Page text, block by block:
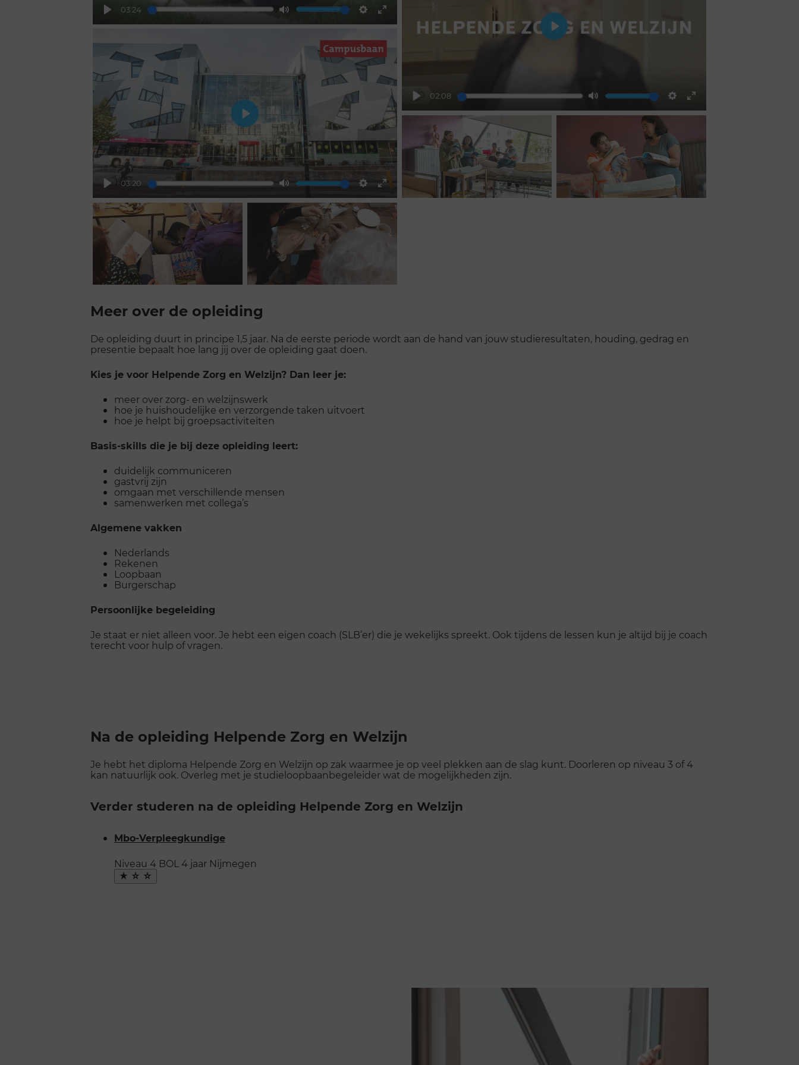
Play
03:24
Mute Settings
Enter
fullscreen
Play
02:08
Mute Settings
Enter
Play
Play
03:20
Mute Settings
Enter
fullscreen
Play
galerij
Meer over de opleiding
De opleiding duurt in principe 1,5 jaar. Na de eerste periode wordt aan de hand van jouw studieresultaten, houding, gedrag en
presentie bepaalt hoe lang jij over de opleiding gaat doen.
Kies je voor Helpende Zorg en Welzijn? Dan leer je:
meer over zorg- en welzijnswerk
hoe je huishoudelijke en verzorgende taken uitvoert
hoe je helpt bij groepsactiviteiten
Basis-skills die je bij deze opleiding leert:
duidelijk communiceren
gastvrij zijn
omgaan met verschillende mensen
samenwerken met collega’s
Algemene vakken
Nederlands
Rekenen
Loopbaan
Burgerschap
Persoonlijke begeleiding
Je staat er niet alleen voor. Je hebt een eigen coach (SLB’er) die je wekelijks spreekt. Ook tijdens de lessen kun je altijd bij je coach
terecht voor hulp of vragen.
Na de opleiding Helpende Zorg en Welzijn
Je hebt het diploma Helpende Zorg en Welzijn op zak waarmee je op veel plekken aan de slag kunt. Doorleren op niveau 3 of 4
kan natuurlijk ook. Overleg met je studieloopbaanbegeleider wat de mogelijkheden zijn.
Verder studeren na de opleiding Helpende Zorg en Welzijn
Mbo-Verpleegkundige
Niveau 4 BOL 4 jaar Nijmegen
Maak
favoriet